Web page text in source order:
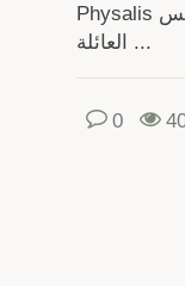
Physalis هو ممثل لجنس الباذنجانيات. لنفس
العائلة ...
0